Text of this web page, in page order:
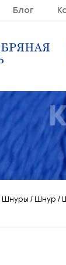
Блог
Шнуры Шнур